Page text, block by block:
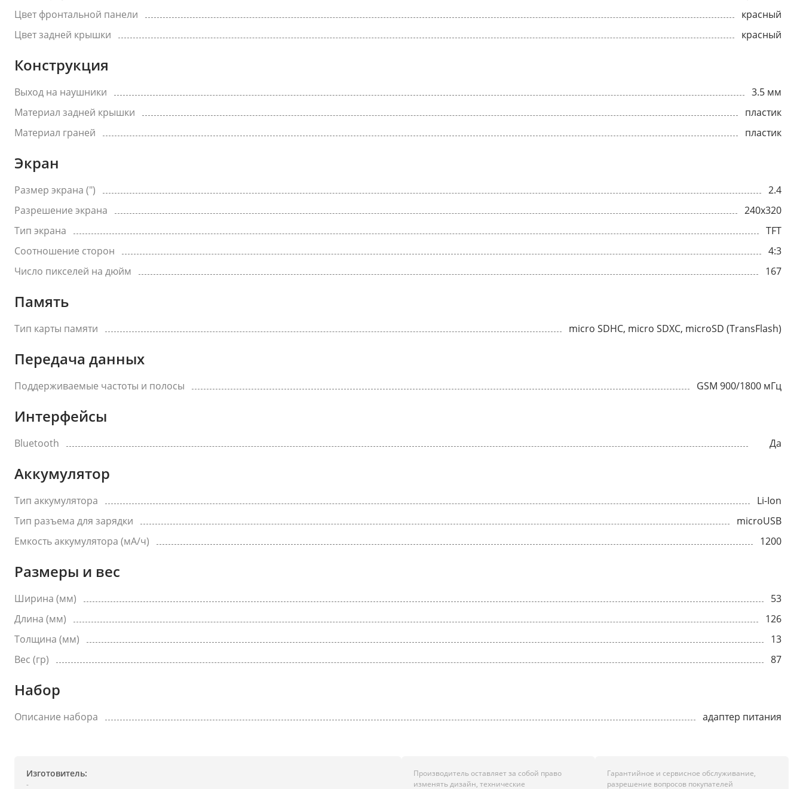
Цвет фронтальной панели
красный
Цвет задней крышки
красный
Конструкция
Выход на наушники
3.5 мм
Материал задней крышки
пластик
Материал граней
пластик
Экран
Размер экрана (")
2.4
Разрешение экрана
240x320
Тип экрана
TFT
Соотношение сторон
4:3
Число пикселей на дюйм
167
Память
Тип карты памяти micro SDHC, micro SDXC, microSD (TransFlash)
Передача данных
Поддерживаемые частоты и полосы GSM 900/1800 мГц
Интерфейсы
Bluetooth Да
Аккумулятор
Тип аккумулятора
Li-Ion
Тип разъема для зарядки
microUSB
Емкость аккумулятора (мА/ч)
1200
Размеры и вес
Ширина (мм)
53
Длина (мм)
126
Толщина (мм)
13
Вес (гр)
87
Набор
Описание набора адаптер питания
Изготовитель:
-
Производитель оставляет за собой право
изменять дизайн, технические
Гарантийное и сервисное обслуживание,
разрешение вопросов покупателей